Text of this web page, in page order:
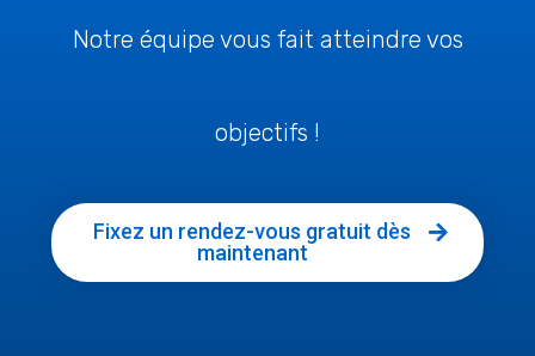
Notre équipe vous fait atteindre vos
objectifs !
Fixez un rendez-vous gratuit dès
maintenant